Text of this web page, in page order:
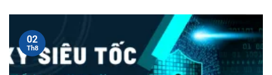
02
Th8